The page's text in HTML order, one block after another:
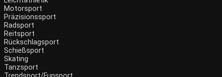
Motorsport
Präzisionssport
Radsport
Reitsport
Rückschlagsport
Schießsport
Skating
Tanzsport